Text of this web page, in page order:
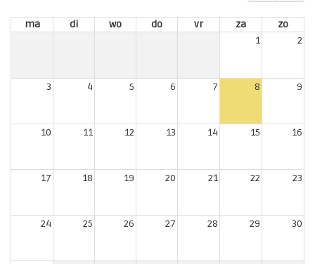
ma di wo do vr za
zo
1
2
3 4 5 6 7 8 9
10 11 12 13 14 15 16
17 18 19 20 21 22 23
24 25 26 27 28 29 30